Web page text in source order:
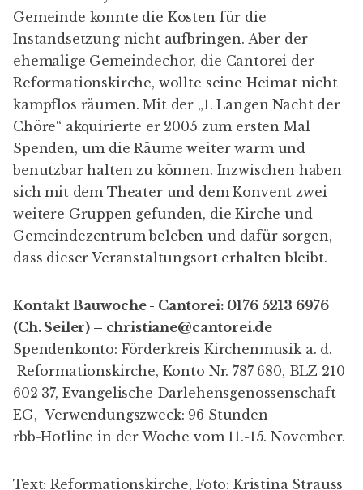
Gemeinde konnte die Kosten für die
Instandsetzung nicht aufbringen. Aber der
ehemalige Gemeindechor, die Cantorei der
Reformationskirche, wollte seine Heimat nicht
kampflos räumen. Mit der „1.Langen Nacht der
Chöre“ akquirierte er 2005 zum ersten Mal
Spenden, um die Räume weiter warm und
benutzbar halten zu können. Inzwischen haben
sich mit dem Theater und dem Konvent zwei
weitere Gruppen gefunden, die Kirche und
Gemeindezentrum beleben und dafür sorgen,
dass dieser Veranstaltungsort erhalten bleibt.
Kontakt Bauwoche - Cantorei: 0176 5213 6976
(Ch. Seiler) – christiane@cantorei.de
Spendenkonto: Förderkreis Kirchenmusik a. d.
Reformationskirche, Konto Nr. 787 680, BLZ 210
602 37, Evangelische Darlehensgenossenschaft
EG, Verwendungszweck: 96 Stunden
rbb-Hotline in der Woche vom 11.-15. November.
Text: Reformationskirche, Foto: Kristina Strauss